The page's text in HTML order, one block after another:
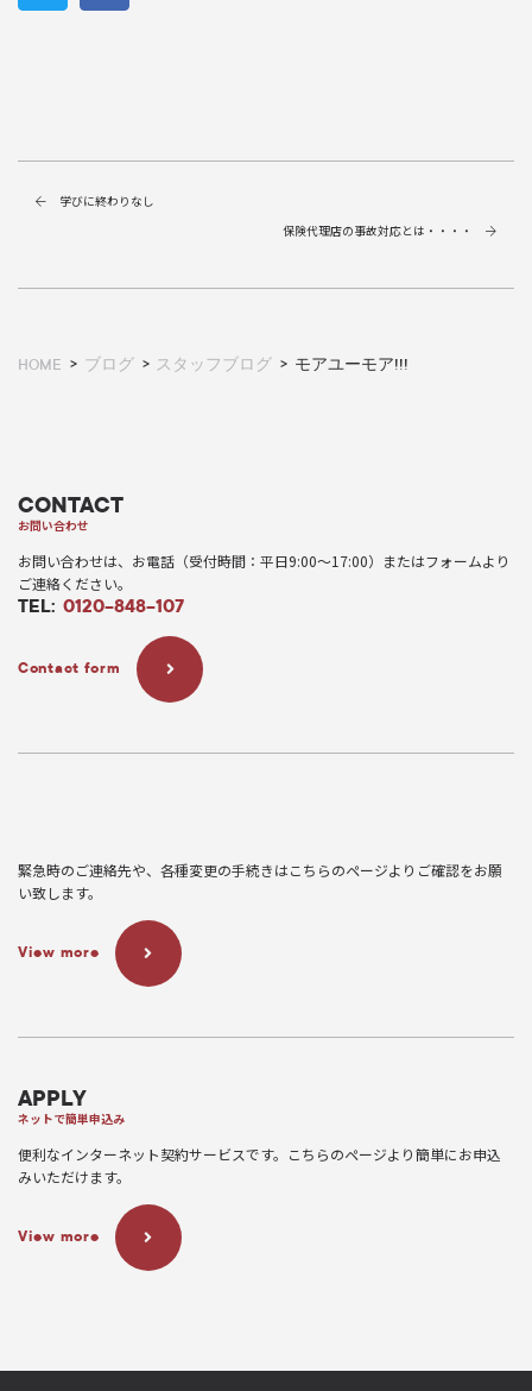
学びに終わりなし
保険代理店の事故対応とは・・・・
HOME ブログ スタッフブログ モアユーモア!!!
CONTACT
お問い合わせ
お問い合わせは、お電話（受付時間：平日9:00〜17:00）またはフォームより
ご連絡ください。
TEL: 0120-848-107
Contact form
緊急時のご連絡先や、各種変更の手続きはこちらのページよりご確認をお願
い致します。
View more
APPLY
ネットで簡単申込み
便利なインターネット契約サービスです。こちらのページより簡単にお申込
みいただけます。
View more